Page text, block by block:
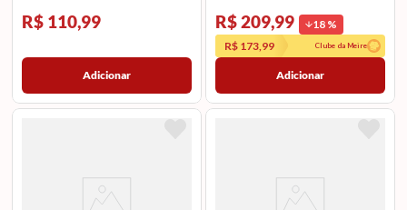
R$ 110,99
Adicionar
R$ 209,99 18 %
R$ 173,99
Clube da Meire
Adicionar